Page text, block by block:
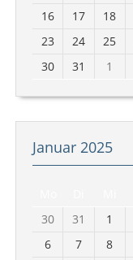
16
17 18
23
24 25
30
31 1
Januar 2025
30
31 1
6
7 8